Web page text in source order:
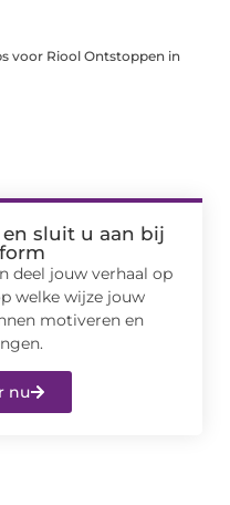
voor Riool Ontstoppen in
sluit u aan bij
deel jouw verhaal op
welke wijze jouw
motiveren en
nu